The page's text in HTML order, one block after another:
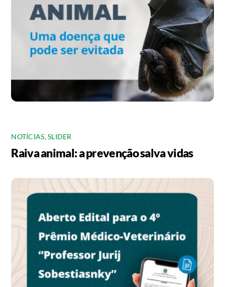
NOTÍCIAS,SLIDER
Raiva animal: a prevenção salva vidas